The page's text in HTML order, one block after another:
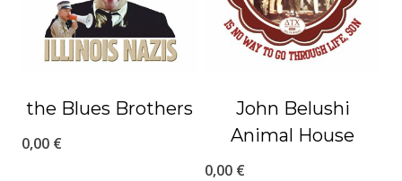
the Blues Brothers
0,00 €
John Belushi
Animal House
0,00 €